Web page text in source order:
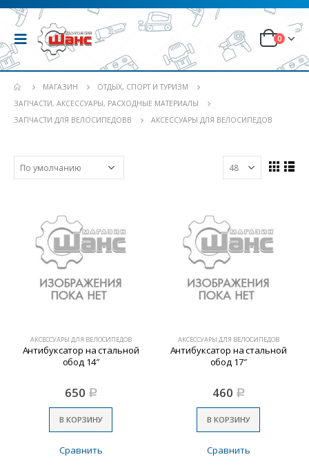
0
МАГАЗИН
ОТДЫХ, СПОРТ И ТУРИЗМ
ЗАПЧАСТИ, АКСЕССУАРЫ, РАСХОДНЫЕ МАТЕРИАЛЫ
ЗАПЧАСТИ ДЛЯ ВЕЛОСИПЕДОВВ
АКСЕССУАРЫ ДЛЯ ВЕЛОСИПЕДОВ
АКСЕССУАРЫ ДЛЯ ВЕЛОСИПЕДОВ
Антибуксатор на стальной
обод 14″
650 Р
В КОРЗИНУ
Сравнить
АКСЕССУАРЫ ДЛЯ ВЕЛОСИПЕДОВ
Антибуксатор на стальной
обод 17″
460 Р
В КОРЗИНУ
Сравнить